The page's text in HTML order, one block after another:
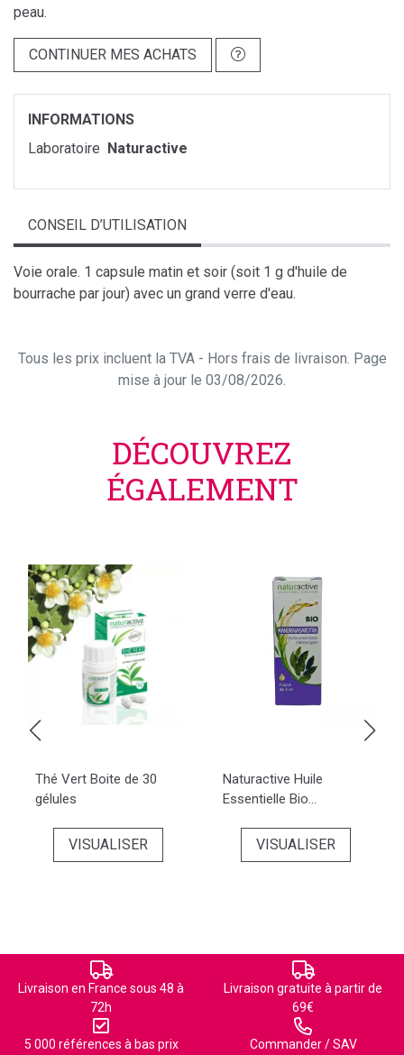
peau.
CONTINUER MES ACHATS
INFORMATIONS
Laboratoire Naturactive
CONSEIL D’UTILISATION
Voie orale. 1 capsule matin et soir (soit 1 g d'huile de
bourrache par jour) avec un grand verre d'eau.
Tous les prix incluent la TVA - Hors frais de livraison. Page
mise à jour le 03/08/2026.
DÉCOUVREZ
ÉGALEMENT
Thé Vert Boite de 30
gélules
VISUALISER
Naturactive Huile
Essentielle Bio...
VISUALISER
Livraison en France sous 48 à
72h
Livraison gratuite à partir de
69€
5 000 références à bas prix
Commander / SAV